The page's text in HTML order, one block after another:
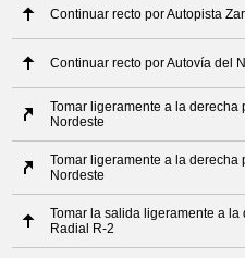
Continuar recto por Autopista
Continuar recto por Autovía del
Tomar ligeramente a la derecha
Nordeste
Tomar ligeramente a la derecha
Nordeste
Tomar la salida ligeramente a la
Radial R-2